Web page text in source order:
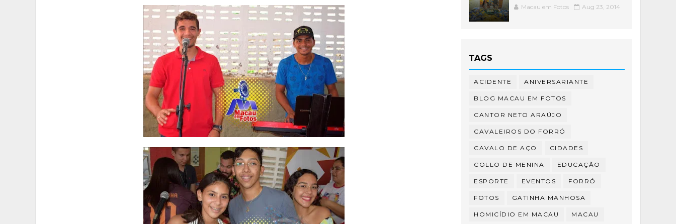
Macau em Fotos Aug 23, 2014
TAGS
ACIDENTE ANIVERSARIANTE
BLOG MACAU EM FOTOS
CANTOR NETO ARAÚJO
CAVALEIROS DO FORRÓ
CAVALO DE AÇO CIDADES
COLLO DE MENINA EDUCAÇÃO
ESPORTE EVENTOS FORRÓ
FOTOS GATINHA MANHOSA
HOMICÍDIO EM MACAU MACAU